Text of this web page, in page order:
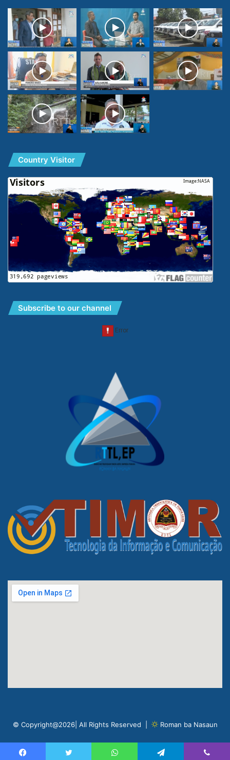
Country Visitor
Subscribe to our channel
© Copyright@2026| All Rights Reserved | Roman ba Nasaun